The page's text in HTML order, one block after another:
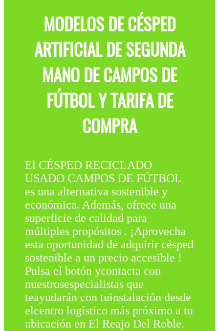
MODELOS DE CÉSPED
ARTIFICIAL DE SEGUNDA
MANO DE CAMPOS DE
FÚTBOL Y TARIFA DE
COMPRA
El CÉSPED RECICLADO
USADO CAMPOS DE FÚTBOL
es una alternativa sostenible y
económica. Además, ofrece una
superficie de calidad para
múltiples propósitos . ¡Aprovecha
esta oportunidad de adquirir césped
sostenible a un precio accesible !
Pulsa el botón ycontacta con
nuestrosespecialistas que
teayudarán con tuinstalación desde
elcentro logístico más próximo a tu
ubicación en El Reajo Del Roble.